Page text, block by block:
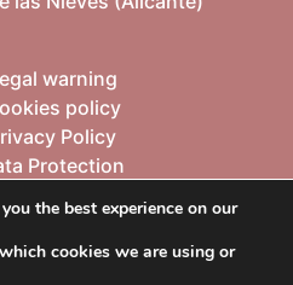
warning
policy
Policy
Protection
the best experience on our
cookies we are using or